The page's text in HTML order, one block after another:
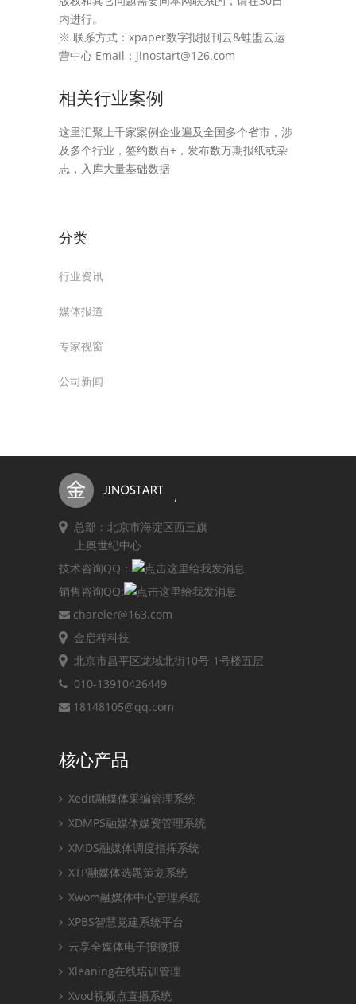
内进行。
※ 联系方式：xpaper数字报报刊云&蛙盟云运
营中心 Email：jinostart@126.com
相关行业案例
这里汇聚上千家案例企业遍及全国多个省市，涉
及多个行业，签约数百+，发布数万期报纸或杂
志，入库大量基础数据
分类
行业资讯
媒体报道
专家视窗
公司新闻
总部：北京市海淀区西三旗
上奥世纪中心
技术咨询QQ：
销售咨询QQ:
chareler@163.com
金启程科技
北京市昌平区龙域北街10号-1号楼五层
010-13910426449
18148105@qq.com
核心产品
Xedit融媒体采编管理系统
XDMPS融媒体媒资管理系统
XMDS融媒体调度指挥系统
XTP融媒体选题策划系统
Xwom融媒体中心管理系统
XPBS智慧党建系统平台
云享全媒体电子报微报
Xleaning在线培训管理
Xvod视频点直播系统